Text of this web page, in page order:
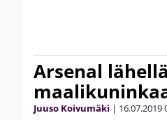
Arsenal
Juuso Koivumäki | 16.07.2019